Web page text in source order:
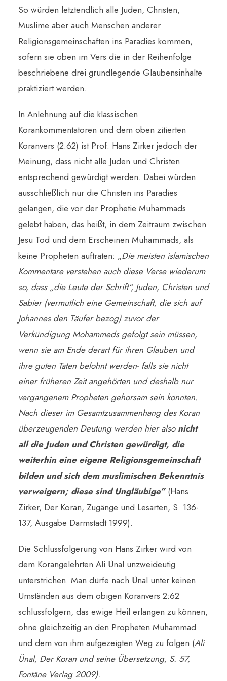
So würden letztendlich alle Juden, Christen,
Muslime aber auch Menschen anderer
Religionsgemeinschaften ins Paradies kommen,
sofern sie oben im Vers die in der Reihenfolge
beschriebene drei grundlegende Glaubensinhalte
praktiziert werden.
In Anlehnung auf die klassischen
Korankommentatoren und dem oben zitierten
Koranvers (2:62) ist Prof. Hans Zirker jedoch der
Meinung, dass nicht alle Juden und Christen
entsprechend gewürdigt werden. Dabei würden
ausschließlich nur die Christen ins Paradies
gelangen, die vor der Prophetie Muhammads
gelebt haben, das heißt, in dem Zeitraum zwischen
Jesu Tod und dem Erscheinen Muhammads, als
keine Propheten auftraten: „Die meisten islamischen
Kommentare verstehen auch diese Verse wiederum
so, dass „die Leute der Schrift“, Juden, Christen und
Sabier (vermutlich eine Gemeinschaft, die sich auf
Johannes den Täufer bezog) zuvor der
Verkündigung Mohammeds gefolgt sein müssen,
wenn sie am Ende derart für ihren Glauben und
ihre guten Taten belohnt werden- falls sie nicht
einer früheren Zeit angehörten und deshalb nur
vergangenem Propheten gehorsam sein konnten.
Nach dieser im Gesamtzusammenhang des Koran
überzeugenden Deutung werden hier also nicht
all die Juden und Christen gewürdigt, die
weiterhin eine eigene Religionsgemeinschaft
bilden und sich dem muslimischen Bekenntnis
verweigern; diese sind Ungläubige” (Hans
Zirker, Der Koran, Zugänge und Lesarten, S. 136-
137, Ausgabe Darmstadt 1999).
Die Schlussfolgerung von Hans Zirker wird von
dem Korangelehrten Ali Ünal unzweideutig
unterstrichen. Man dürfe nach Ünal unter keinen
Umständen aus dem obigen Koranvers 2:62
schlussfolgern, das ewige Heil erlangen zu können,
ohne gleichzeitig an den Propheten Muhammad
und dem von ihm aufgezeigten Weg zu folgen (Ali
Ünal, Der Koran und seine Übersetzung, S. 57,
Fontäne Verlag 2009).